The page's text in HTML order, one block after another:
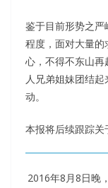
鉴于目前形势之
程度，面对大量的
心，不得不东山
人兄弟姐妹团结
动。
本报将后续跟踪关
2016年8月8日晚